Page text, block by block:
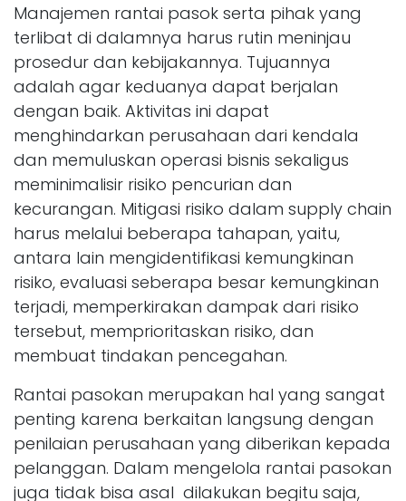
Manajemen rantai pasok serta pihak yang
terlibat di dalamnya harus rutin meninjau
prosedur dan kebijakannya. Tujuannya
adalah agar keduanya dapat berjalan
dengan baik. Aktivitas ini dapat
menghindarkan perusahaan dari kendala
dan memuluskan operasi bisnis sekaligus
meminimalisir risiko pencurian dan
kecurangan. Mitigasi risiko dalam supply chain
harus melalui beberapa tahapan, yaitu,
antara lain mengidentifikasi kemungkinan
risiko, evaluasi seberapa besar kemungkinan
terjadi, memperkirakan dampak dari risiko
tersebut, memprioritaskan risiko, dan
membuat tindakan pencegahan.
Rantai pasokan merupakan hal yang sangat
penting karena berkaitan langsung dengan
penilaian perusahaan yang diberikan kepada
pelanggan. Dalam mengelola rantai pasokan
juga tidak bisa asal dilakukan begitu saja,